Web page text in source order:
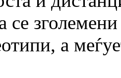
се
а